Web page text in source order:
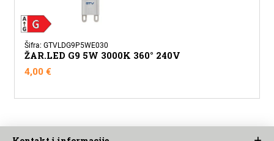
Šifra: GTVLDG9P5WE030
ŽAR.LED G9 5W 3000K 360° 240V
4,00€